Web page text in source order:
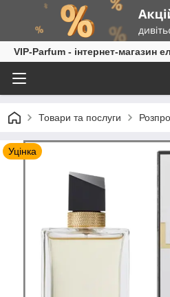
VIP-Parfum - інтернет-магазин
Товари та послуги
Уцінка